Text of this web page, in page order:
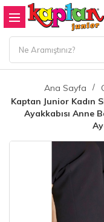
Ana Sayfa
Kaptan Junior Kadın
Ayakkabısı Anne